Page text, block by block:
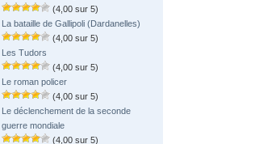
(4,00 sur 5)
La bataille de Gallipoli (Dardanelles)
(4,00 sur 5)
Les Tudors
(4,00 sur 5)
Le roman policer
(4,00 sur 5)
Le déclenchement de la seconde
guerre mondiale
(4,00 sur 5)